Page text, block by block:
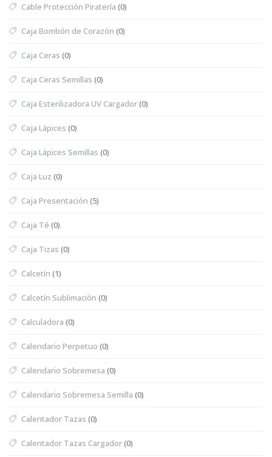
Cable Protección Piratería (0)
Caja Bombón de Corazón (0)
Caja Ceras (0)
Caja Ceras Semillas (0)
Caja Esterilizadora UV Cargador(0)
Caja Lápices (0)
Caja Lápices Semillas (0)
Caja Luz (0)
Caja Presentación (5)
Caja Té (0)
Caja Tizas (0)
Calcetín (1)
Calcetín Sublimación (0)
Calculadora (0)
Calendario Perpetuo (0)
Calendario Sobremesa (0)
Calendario Sobremesa Semilla (0)
Calentador Tazas (0)
Calentador Tazas Cargador(0)